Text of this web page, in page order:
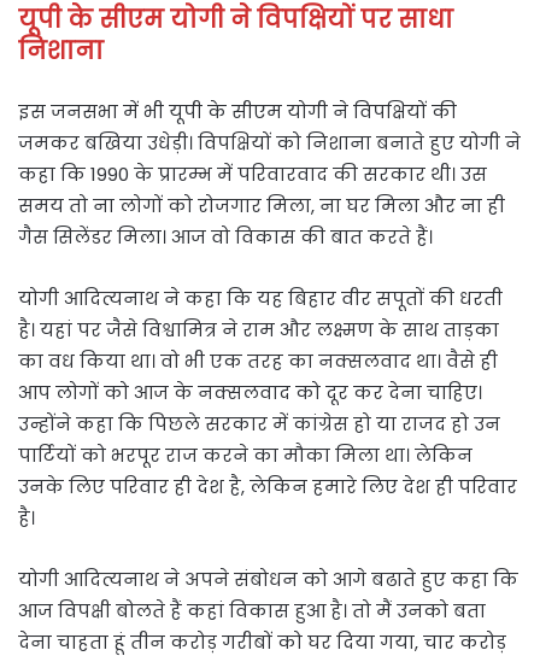
यूपी के सीएम योगी ने विपक्षियों पर साधा
निशाना
इस जनसभा में भी यूपी के सीएम योगी ने विपक्षियों की
जमकर बखिया उधेड़ी। विपक्षियों को निशाना बनाते हुए योगी ने
कहा कि 1990 के प्रारम्भ में परिवारवाद की सरकार थी। उस
समय तो ना लोगों को रोजगार मिला, ना घर मिला और ना ही
गैस सिलेंडर मिला। आज वो विकास की बात करते हैं।
योगी आदित्यनाथ ने कहा कि यह बिहार वीर सपूतों की धरती
है। यहां पर जैसे विश्वामित्र ने राम और लक्ष्मण के साथ ताड़का
का वध किया था। वो भी एक तरह का नक्सलवाद था। वैसे ही
आप लोगों को आज के नक्सलवाद को दूर कर देना चाहिए।
उन्होंने कहा कि पिछले सरकार में कांग्रेस हो या राजद हो उन
पार्टियों को भरपूर राज करने का मौका मिला था। लेकिन
उनके लिए परिवार ही देश है, लेकिन हमारे लिए देश ही परिवार
है।
योगी आदित्यनाथ ने अपने संबोधन को आगे बढाते हुए कहा कि
आज विपक्षी बोलते हैं कहां विकास हुआ है। तो मैं उनको बता
देना चाहता हूं तीन करोड़ गरीबों को घर दिया गया, चार करोड़